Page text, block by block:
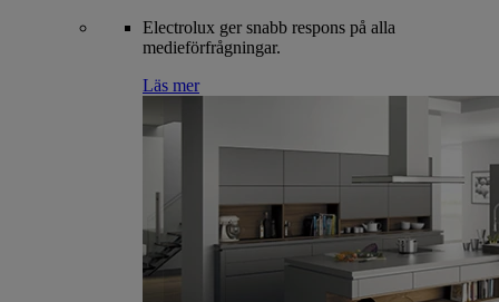
Electrolux ger snabb respons på alla
medieförfrågningar.
Läs mer